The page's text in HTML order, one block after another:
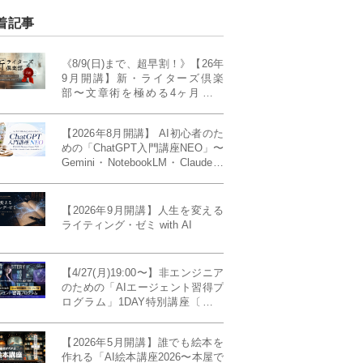
記事
《8/9(日)まで、超早割！》【26年
9月開講】新・ライターズ倶楽
部〜文章術を極める4ヶ月講義
【2026年8月開講】 AI初心者のた
めの「ChatGPT入門講座NEO」〜
Gemini・NotebookLM・Claudeま
座〕
【2026年9月開講】人生を変える
ライティング・ゼミ with AI
【4/27(月)19:00〜】非エンジニア
のための「AIエージェント習得プ
ログラム」1DAY特別講座〔パワ
【2026年5月開講】誰でも絵本を
作れる「AI絵本講座2026〜本屋で